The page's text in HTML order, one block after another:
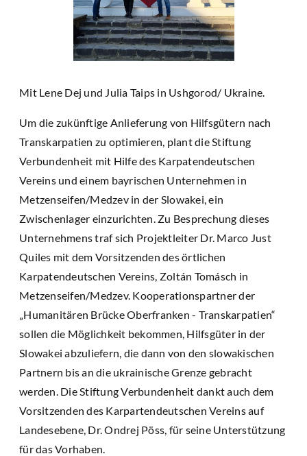
Mit Lene Dej und Julia Taips in Ushgorod/ Ukraine.
Um die zukünftige Anlieferung von Hilfsgütern nach
Transkarpatien zu optimieren, plant die Stiftung
Verbundenheit mit Hilfe des Karpatendeutschen
Vereins und einem bayrischen Unternehmen in
Metzenseifen/Medzev in der Slowakei, ein
Zwischenlager einzurichten. Zu Besprechung dieses
Unternehmens traf sich Projektleiter Dr. Marco Just
Quiles mit dem Vorsitzenden des örtlichen
Karpatendeutschen Vereins, Zoltán Tomásch in
Metzenseifen/Medzev. Kooperationspartner der
„Humanitären Brücke Oberfranken - Transkarpatien“
sollen die Möglichkeit bekommen, Hilfsgüter in der
Slowakei abzuliefern, die dann von den slowakischen
Partnern bis an die ukrainische Grenze gebracht
werden. Die Stiftung Verbundenheit dankt auch dem
Vorsitzenden des Karpartendeutschen Vereins auf
Landesebene, Dr. Ondrej Pöss, für seine Unterstützung
für das Vorhaben.